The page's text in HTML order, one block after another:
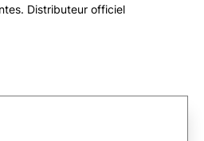
Distributeur officiel